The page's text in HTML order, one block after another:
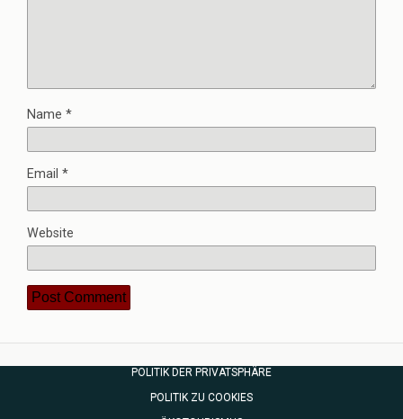
Name *
Email *
Website
POLITIK DER PRIVATSPHÄRE
POLITIK ZU COOKIES